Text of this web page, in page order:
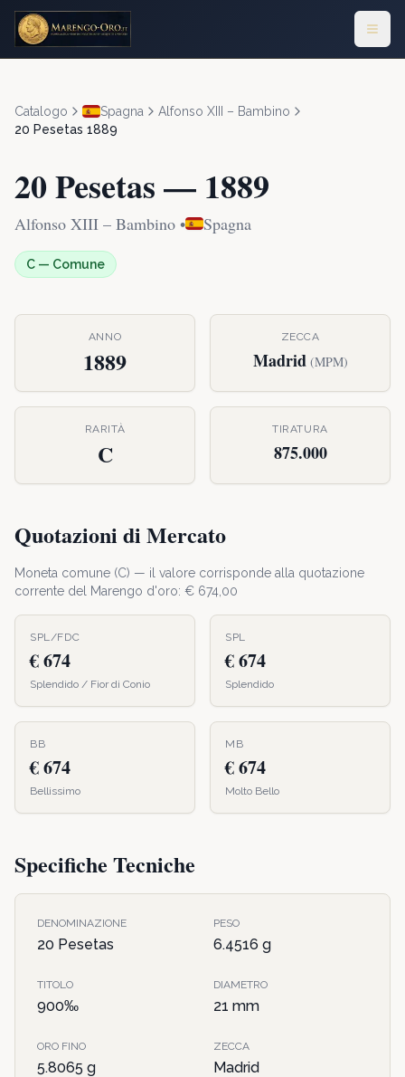
Catalogo Spagna
Alfonso XIII – Bambino
20 Pesetas 1889
20 Pesetas— 1889
Alfonso XIII – Bambino • Spagna
C — Comune
ANNO
1889
ZECCA
Madrid (MPM)
RARITÀ
C
TIRATURA
875.000
Quotazioni di Mercato
Moneta comune (C) — il valore corrisponde alla quotazione
corrente del Marengo d'oro: € 674,00
SPL/FDC
€ 674
Splendido / Fior di Conio
SPL
€ 674
Splendido
BB
€ 674
Bellissimo
MB
€ 674
Molto Bello
Specifiche Tecniche
DENOMINAZIONE
20 Pesetas
PESO
6.4516 g
TITOLO
900‰
DIAMETRO
21 mm
ORO FINO
5.8065 g
ZECCA
Madrid